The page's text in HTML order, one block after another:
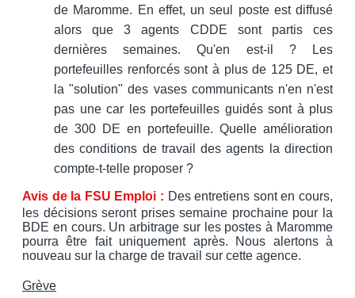
de Maromme. En effet, un seul poste est diffusé
alors que 3 agents CDDE sont partis ces
dernières semaines. Qu'en est-il ? Les
portefeuilles renforcés sont à plus de 125 DE, et
la "solution" des vases communicants n'en n'est
pas une car les portefeuilles guidés sont à plus
de 300 DE en portefeuille. Quelle amélioration
des conditions de travail des agents la direction
compte-t-telle proposer ?
Avis de la FSU Emploi : Des entretiens sont en cours,
les décisions seront prises semaine prochaine pour la
BDE en cours. Un arbitrage sur les postes à Maromme
pourra être fait uniquement après. Nous alertons à
nouveau sur la charge de travail sur cette agence.
Grève